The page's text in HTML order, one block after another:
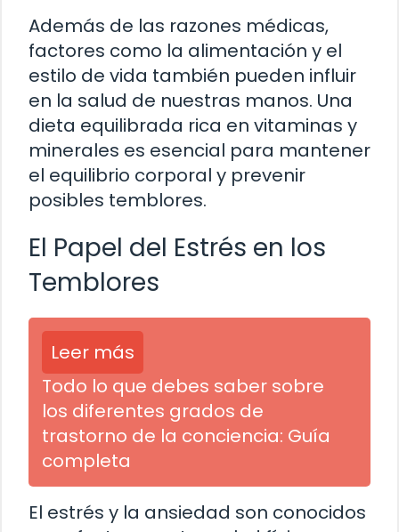
Además de las razones médicas,
factores como la alimentación y el
estilo de vida también pueden influir
en la salud de nuestras manos. Una
dieta equilibrada rica en vitaminas y
minerales es esencial para mantener
el equilibrio corporal y prevenir
posibles temblores.
El Papel del Estrés en los
Temblores
Leer más
Todo lo que debes saber sobre
los diferentes grados de
trastorno de la conciencia: Guía
completa
El estrés y la ansiedad son conocidos